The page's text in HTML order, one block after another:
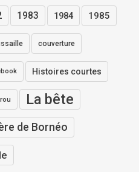
1983 1984 1985
couverture
Histoires courtes
La bête
de Bornéo